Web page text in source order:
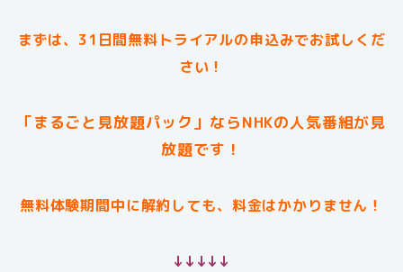
まずは、31日間無料トライアルの申込みでお試しくだ
さい！
「まるごと見放題パック」ならNHKの人気番組が見
放題です！
無料体験期間中に解約しても、料金はかかりません！
↓↓↓↓↓